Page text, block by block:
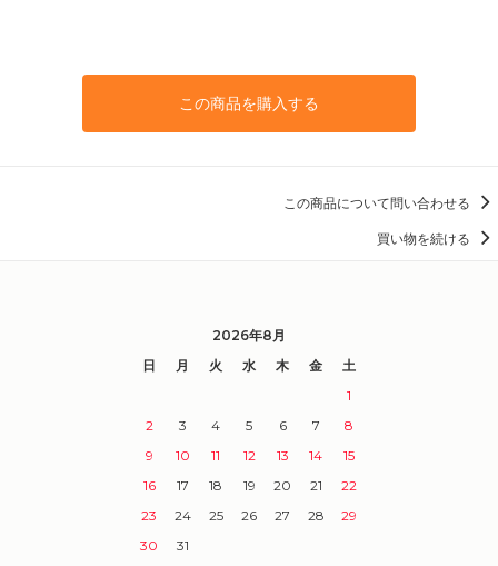
この商品を購入する
この商品について問い合わせる
買い物を続ける
2026年8月
日
月 火 水 木 金
土
1
2
3 4 5 6 7
8
9
10 11 12 13 14
15
16
17 18 19 20 21
22
23
24 25 26 27 28
29
30
31